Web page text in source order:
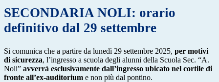
SECONDARIA NOLI: orario
definitivo dal 29 settembre
Si comunica che a partire da lunedì 29 settembre 2025, per motivi
di sicurezza, l’ingresso a scuola degli alunni della Scuola Sec. “A.
Noli” avverrà esclusivamente dall’ingresso ubicato nel cortile di
fronte all’ex-auditorium e non più dal pontino.